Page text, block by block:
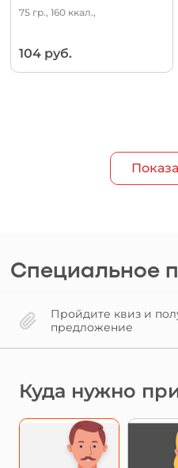
75 гр., 160 ккал.,
104 руб.
Специальное
Пройдите квиз и
предложение
Куда нужно